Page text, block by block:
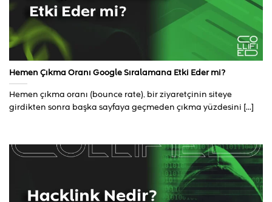
Hemen Çıkma Oranı Google Sıralamana Etki Eder mi?
Hemen çıkma oranı (bounce rate), bir ziyaretçinin siteye
girdikten sonra başka sayfaya geçmeden çıkma yüzdesini [...]